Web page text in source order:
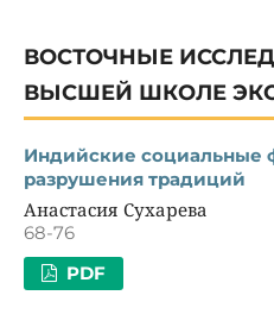
ВОСТОЧНЫЕ
ВЫСШЕЙ ШКОЛЕ
Индийские социальные
разрушения традиций
Анастасия Сухарева
68-76
PDF